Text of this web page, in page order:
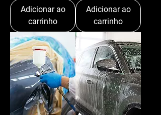
Adicionar ao
carrinho
Adicionar ao
carrinho